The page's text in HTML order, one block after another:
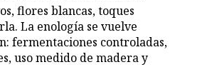
flores blancas, toques
La enología se vuelve
fermentaciones controladas,
uso medido de madera y